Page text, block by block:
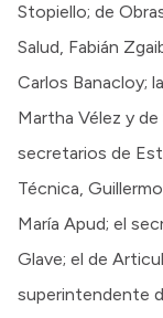
Stopiello; de
Salud, Fabián
Carlos Banacloy;
Martha Vélez y
secretarios de
Técnica,
María Apud; el
Glave; el de
superintendente